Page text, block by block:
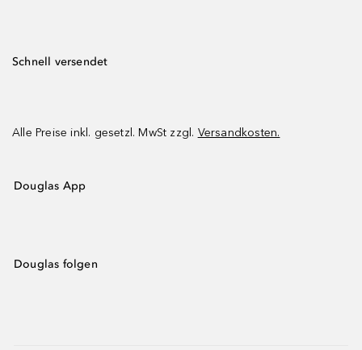
Schnell versendet
Alle Preise inkl. gesetzl. MwSt zzgl. Versandkosten.
Douglas App
Douglas folgen